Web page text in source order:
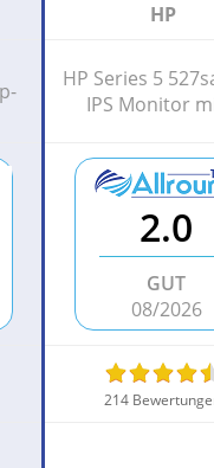
HP
HP Series 5
IPS Monitor
2.0
GUT
08/2026
214